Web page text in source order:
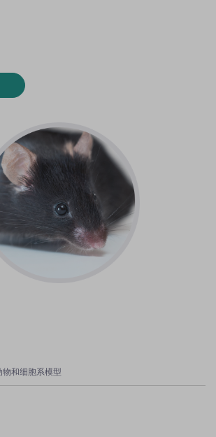
物和细胞系模型